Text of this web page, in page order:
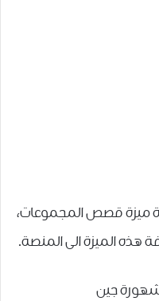
ميزة قصص المجموعات،
هذه الميزة الى المنصة.
ﺟﻴﻦ